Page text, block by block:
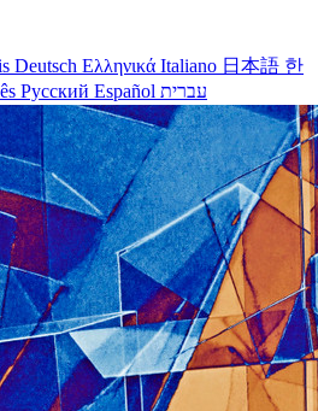
Deutsch Ελληνικά Italiano 日本語 한
Русский Español עברית